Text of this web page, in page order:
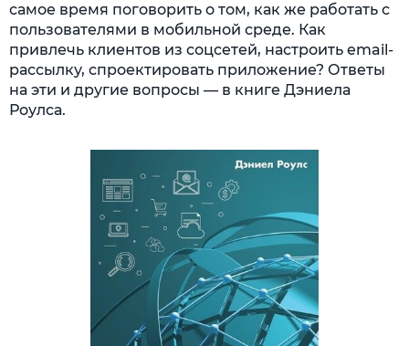
самое время поговорить о том, как же работать с
пользователями в мобильной среде. Как
привлечь клиентов из соцсетей, настроить email-
рассылку, спроектировать приложение? Ответы
на эти и другие вопросы — в книге Дэниела
Роулса.